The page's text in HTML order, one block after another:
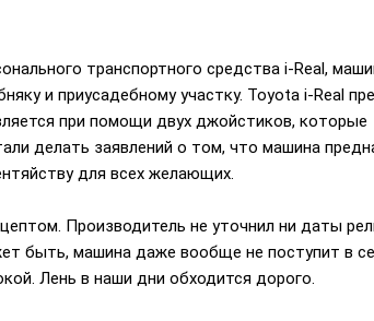
транспортного средства i-Real,
и приусадебному участку. Toyota i-Real
при помощи двух джойстиков, которые
делать заявлений о том, что машина
для всех желающих.
Производитель не уточнил ни даты
быть, машина даже вообще не поступит в
Лень в наши дни обходится дорого.